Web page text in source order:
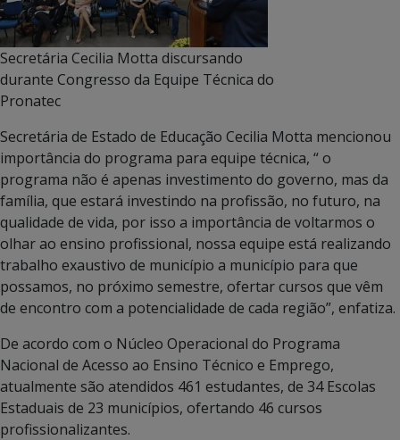
Secretária Cecilia Motta discursando
durante Congresso da Equipe Técnica do
Pronatec
Secretária de Estado de Educação Cecilia Motta mencionou
importância do programa para equipe técnica, “ o
programa não é apenas investimento do governo, mas da
família, que estará investindo na profissão, no futuro, na
qualidade de vida, por isso a importância de voltarmos o
olhar ao ensino profissional, nossa equipe está realizando
trabalho exaustivo de município a município para que
possamos, no próximo semestre, ofertar cursos que vêm
de encontro com a potencialidade de cada região”, enfatiza.
De acordo com o Núcleo Operacional do Programa
Nacional de Acesso ao Ensino Técnico e Emprego,
atualmente são atendidos 461 estudantes, de 34 Escolas
Estaduais de 23 municípios, ofertando 46 cursos
profissionalizantes.